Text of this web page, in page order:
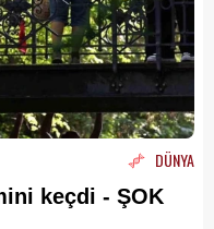
DÜNYA
keçdi - ŞOK